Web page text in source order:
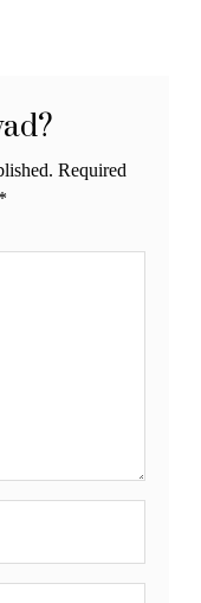
Required
*